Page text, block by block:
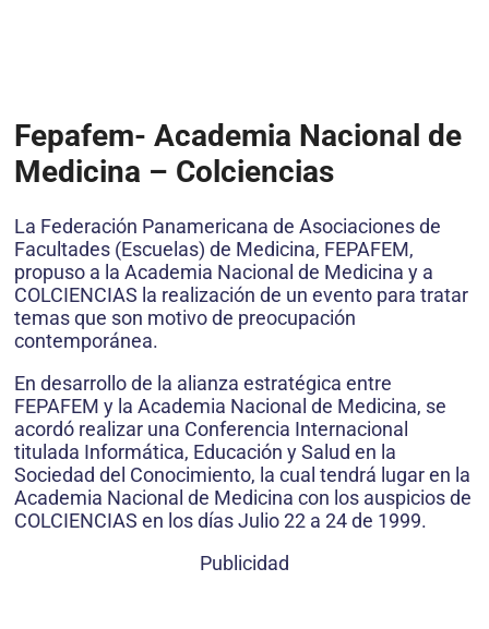
Fepafem- Academia Nacional de
Medicina – Colciencias
La Federación Panamericana de Asociaciones de
Facultades (Escuelas) de Medicina, FEPAFEM,
propuso a la Academia Nacional de Medicina y a
COLCIENCIAS la realización de un evento para tratar
temas que son motivo de preocupación
contemporánea.
En desarrollo de la alianza estratégica entre
FEPAFEM y la Academia Nacional de Medicina, se
acordó realizar una Conferencia Internacional
titulada Informática, Educación y Salud en la
Sociedad del Conocimiento, la cual tendrá lugar en la
Academia Nacional de Medicina con los auspicios de
COLCIENCIAS en los días Julio 22 a 24 de 1999.
Publicidad